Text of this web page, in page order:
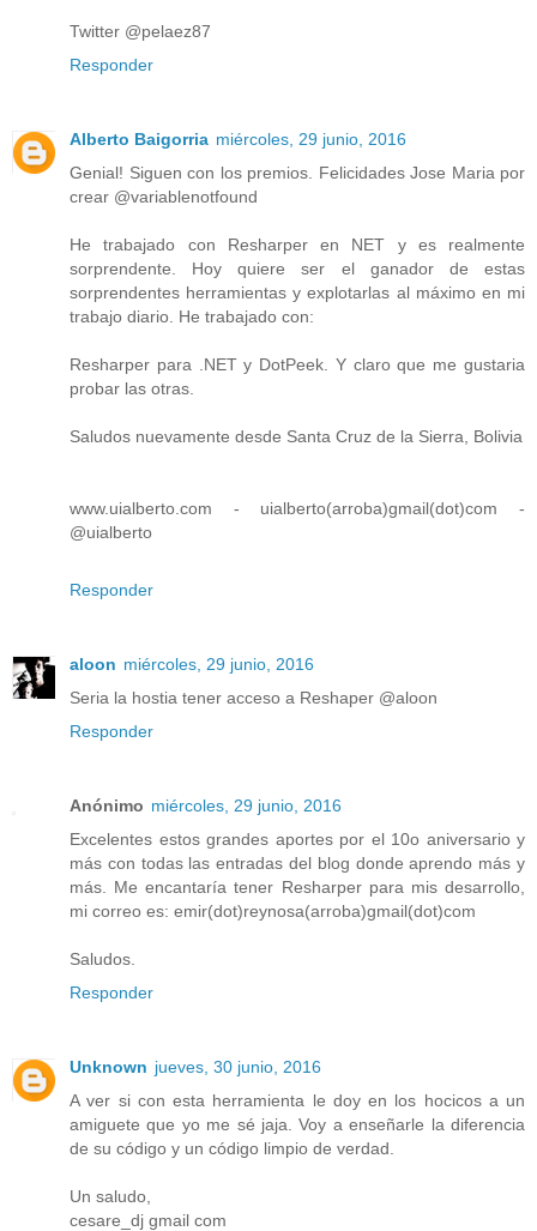
Twitter @pelaez87
Responder
Alberto Baigorria miércoles, 29 junio, 2016
Genial! Siguen con los premios. Felicidades Jose Maria por
crear @variablenotfound
He trabajado con Resharper en NET y es realmente
sorprendente. Hoy quiere ser el ganador de estas
sorprendentes herramientas y explotarlas al máximo en mi
trabajo diario. He trabajado con:
Resharper para .NET y DotPeek. Y claro que me gustaria
probar las otras.
Saludos nuevamente desde Santa Cruz de la Sierra, Bolivia
www.uialberto.com - uialberto(arroba)gmail(dot)com -
@uialberto
Responder
aloon miércoles, 29 junio, 2016
Seria la hostia tener acceso a Reshaper @aloon
Responder
Anónimo miércoles, 29 junio, 2016
Excelentes estos grandes aportes por el 10o aniversario y
más con todas las entradas del blog donde aprendo más y
más. Me encantaría tener Resharper para mis desarrollo,
mi correo es: emir(dot)reynosa(arroba)gmail(dot)com
Saludos.
Responder
Unknown jueves, 30 junio, 2016
A ver si con esta herramienta le doy en los hocicos a un
amiguete que yo me sé jaja. Voy a enseñarle la diferencia
de su código y un código limpio de verdad.
Un saludo,
cesare_dj gmail com